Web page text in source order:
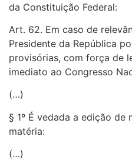
da Constituição Federal:
Art. 62. Em caso de
Presidente da República
provisórias, com força de
imediato ao Congresso
(…)
§ 1º É vedada a edição
matéria:
(…)